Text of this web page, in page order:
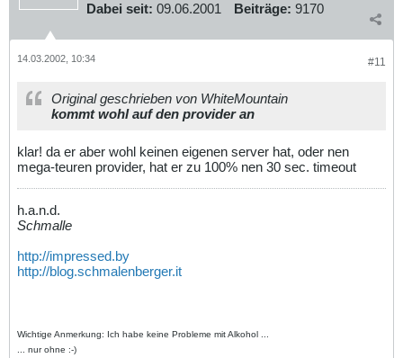
Dabei seit: 09.06.2001 Beiträge: 9170
#11
14.03.2002, 10:34
Original geschrieben von WhiteMountain
kommt wohl auf den provider an
klar! da er aber wohl keinen eigenen server hat, oder nen
mega-teuren provider, hat er zu 100% nen 30 sec. timeout
h.a.n.d.
Schmalle
http://impressed.by
http://blog.schmalenberger.it
Wichtige Anmerkung: Ich habe keine Probleme mit Alkohol ...
... nur ohne :-)